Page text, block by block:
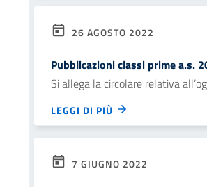
26 AGOSTO 2022
Pubblicazioni classi prime a.s.
Si allega la circolare relativa
LEGGI DI PIÙ
7 GIUGNO 2022